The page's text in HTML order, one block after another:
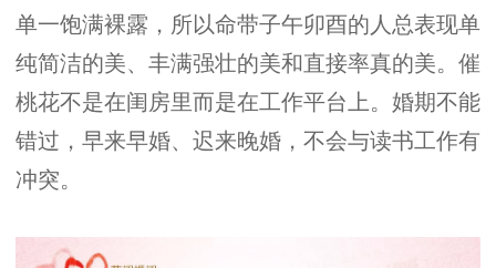
单一饱满裸露，所以命带子午卯酉的人总表现单
纯简洁的美、丰满强壮的美和直接率真的美。催
桃花不是在闺房里而是在工作平台上。婚期不能
错过，早来早婚、迟来晚婚，不会与读书工作有
冲突。